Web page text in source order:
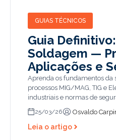
GUIAS TÉCNICOS
Guia
Soldagem —
Aplicações e
Aprenda os fundamentos da
processos MIG/MAG, TIG e
industriais e normas de
25/03/26 Osvaldo
Leia o artigo